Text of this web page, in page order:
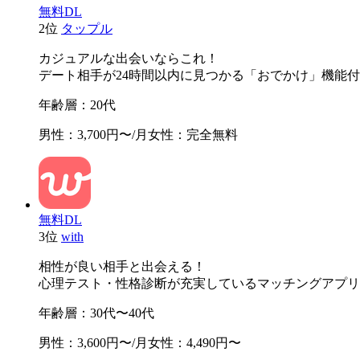
無料DL
2位 タップル
カジュアルな出会いならこれ！
デート相手が24時間以内に見つかる「おでかけ」機能
年齢層 ：20代
男性 ：3,700円〜/月 女性 ：完全無料
無料DL
3位 with
相性が良い相手と出会える！
心理テスト・性格診断が充実しているマッチングアプリ
年齢層 ：30代〜40代
男性 ：3,600円〜/月 女性 ：4,490円〜